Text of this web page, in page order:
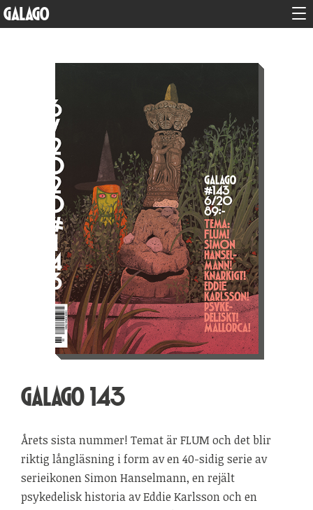
GALAGO
GALAGO 143
Årets sista nummer! Temat är FLUM och det blir
riktig långläsning i form av en 40-sidig serie av
serieikonen Simon Hanselmann, en rejält
psykedelisk historia av Eddie Karlsson och en